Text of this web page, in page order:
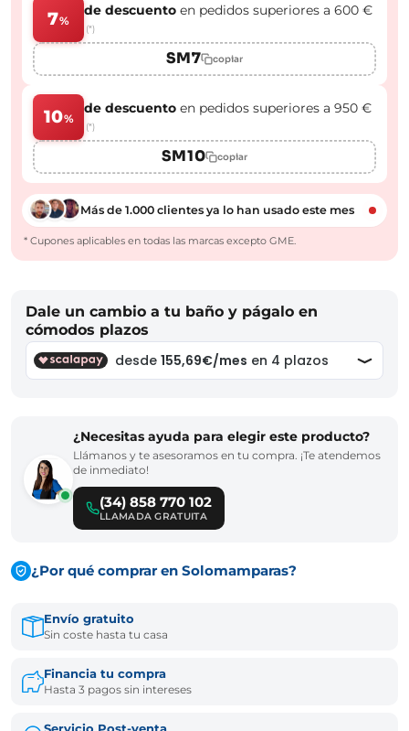
7%
de descuento en pedidos superiores a 600 €
(*)
SM7 copiar
10%
de descuento en pedidos superiores a 950 €
(*)
SM10 copiar
Más de 1.000 clientes ya lo han usado este mes
* Cupones aplicables en todas las marcas excepto GME.
Dale un cambio a tu baño y págalo en
cómodos plazos
¿Necesitas ayuda para elegir este producto?
Llámanos y te asesoramos en tu compra. ¡Te atendemos
de inmediato!
(34) 858 770 102
LLAMADA GRATUITA
¿Por qué comprar en Solomamparas?
Envío gratuito
Sin coste hasta tu casa
Financia tu compra
Hasta 3 pagos sin intereses
Servicio Post-venta